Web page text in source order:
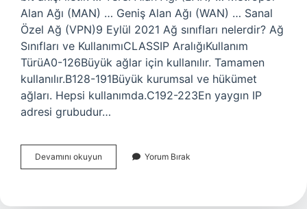
Alan Ağı (MAN) … Geniş Alan Ağı (WAN) … Sanal
Özel Ağ (VPN)9 Eylül 2021 Ağ sınıfları nelerdir? Ağ
Sınıfları ve KullanımıCLASSIP AralığıKullanım
TürüA0-126Büyük ağlar için kullanılır. Tamamen
kullanılır.B128-191Büyük kurumsal ve hükümet
ağları. Hepsi kullanımda.C192-223En yaygın IP
adresi grubudur…
Devamını okuyun
Çeşitleri
Yorum Bırak